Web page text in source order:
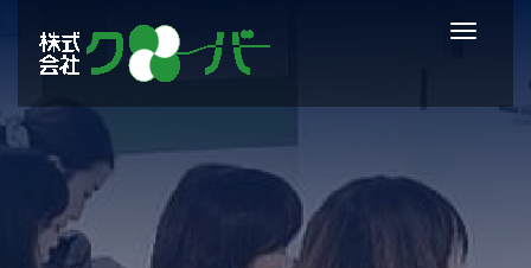
Toggle